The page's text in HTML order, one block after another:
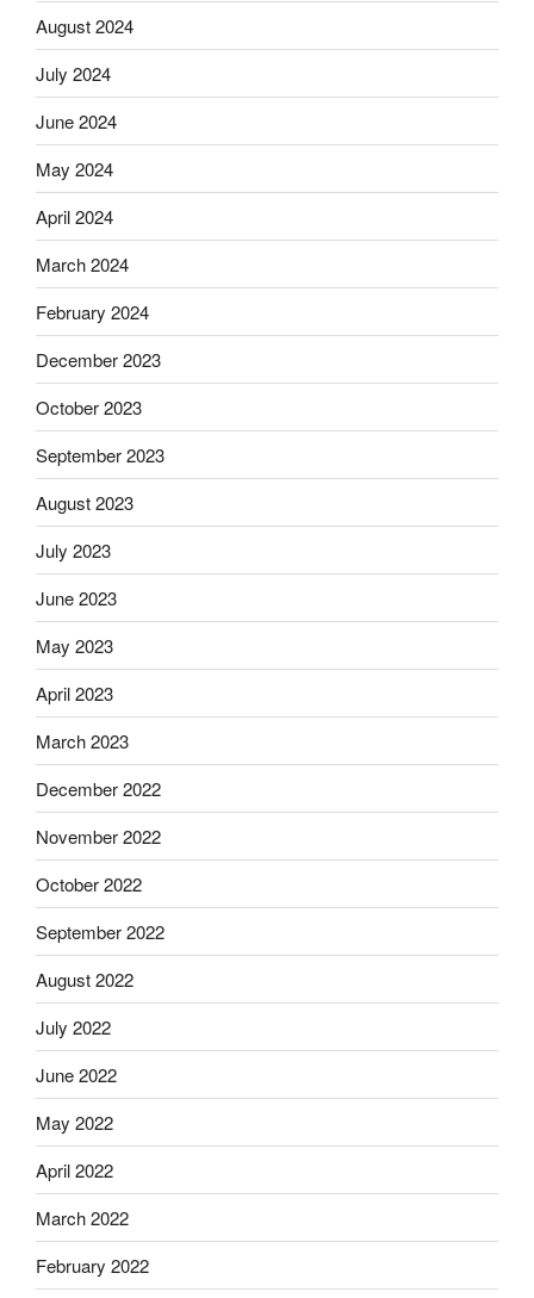
August 2024
July 2024
June 2024
May 2024
April 2024
March 2024
February 2024
December 2023
October 2023
September 2023
August 2023
July 2023
June 2023
May 2023
April 2023
March 2023
December 2022
November 2022
October 2022
September 2022
August 2022
July 2022
June 2022
May 2022
April 2022
March 2022
February 2022